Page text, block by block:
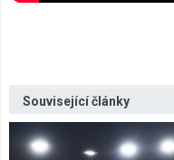
Související články